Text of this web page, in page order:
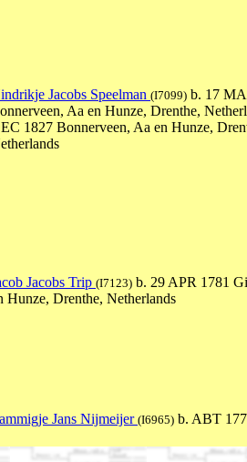
Jacobs Speelman (I7099) b. 17
Aa en Hunze, Drenthe,
1827 Bonnerveen, Aa en Hunze,
Jacobs Trip (I7123) b. 29 APR 1781
Hunze, Drenthe, Netherlands
Jans Nijmeijer(I6965) b. ABT